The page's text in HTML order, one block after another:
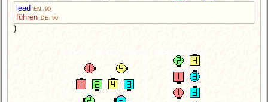
lead EN: 90
führen DE: 90
)